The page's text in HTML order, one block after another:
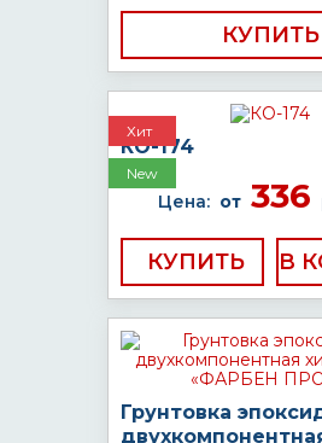
КУПИТЬ
Хит
New
КО-174
Цена: от 336
КУПИТЬ
Грунтовка